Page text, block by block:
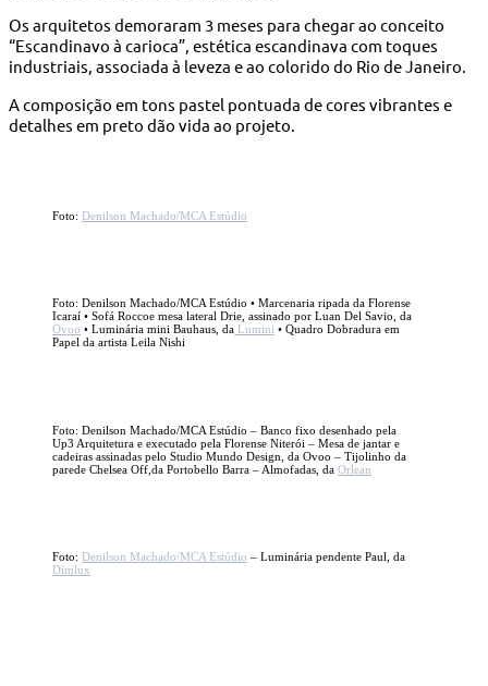
Os arquitetos demoraram 3 meses para chegar ao conceito
“Escandinavo à carioca”, estética escandinava com toques
industriais, associada à leveza e ao colorido do Rio de Janeiro.
A composição em tons pastel pontuada de cores vibrantes e
detalhes em preto dão vida ao projeto.
Foto: Denilson Machado/MCA Estúdio
Foto: Denilson Machado/MCA Estúdio • Marcenaria ripada da Florense
Icaraí • Sofá Roccoe mesa lateral Drie, assinado por Luan Del Savio, da
Ovoo • Luminária mini Bauhaus, da Lumini • Quadro Dobradura em
Papel da artista Leila Nishi
Foto: Denilson Machado/MCA Estúdio – Banco fixo desenhado pela
Up3 Arquitetura e executado pela Florense Niterói – Mesa de jantar e
cadeiras assinadas pelo Studio Mundo Design, da Ovoo – Tijolinho da
parede Chelsea Off,da Portobello Barra – Almofadas, da Orlean
Foto: Denilson Machado/MCA Estúdio – Luminária pendente Paul, da
Dimlux